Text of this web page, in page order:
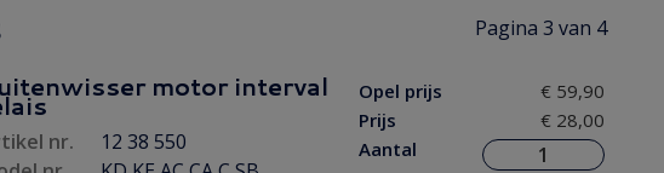
Pagina 3 van 4
motor interval
nr.
12 38 550
Opel prijs
€ 59,90
Prijs
€ 28,00
Aantal